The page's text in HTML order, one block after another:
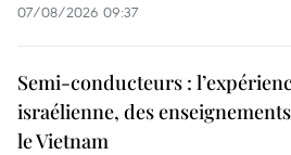
07/08/2026 09:37
Semi-conducteurs :
israélienne, des
le Vietnam